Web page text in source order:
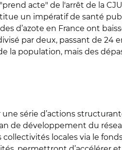
acte" de l'arrêt de la
un impératif de santé
d’azote en France ont
par deux, passant de 24
la population, mais des
série d’actions
de développement du
locales via le